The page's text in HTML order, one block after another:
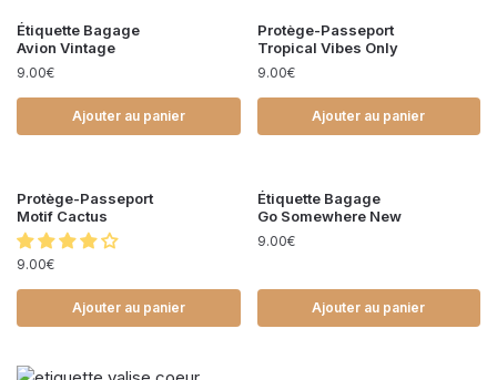
Étiquette Bagage
Avion Vintage
9.00€
Ajouter au panier
Protège-Passeport
Tropical Vibes Only
9.00€
Ajouter au panier
Protège-Passeport
Motif Cactus
9.00€
Ajouter au panier
Étiquette Bagage
Go Somewhere New
9.00€
Ajouter au panier